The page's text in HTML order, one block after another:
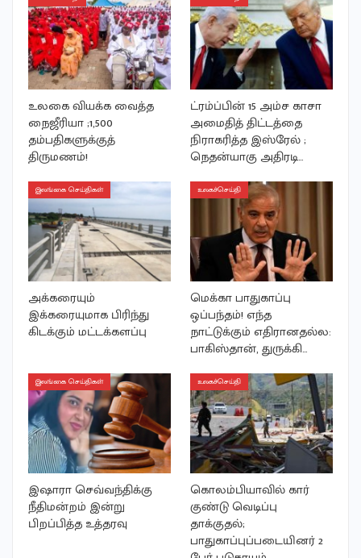
உலகை வியக்க வைத்த
நைஜீரியா ;1,500
தம்பதிகளுக்குத்
திருமணம்!
ட்ரம்ப்பின் 15 அம்ச காசா
அமைதித் திட்டத்தை
நிராகரித்த இஸ்ரேல் ;
நெதன்யாகு அதிரடி…
இலங்கை செய்திகள்
அக்கரையும்
இக்கரையுமாக பிரிந்து
கிடக்கும் மட்டக்களப்பு
உலகச்செய்தி
மெக்கா பாதுகாப்பு
ஒப்பந்தம்! எந்த
நாட்டுக்கும் எதிரானதல்ல:
பாகிஸ்தான், துருக்கி…
இலங்கை செய்திகள்
இஷாரா செவ்வந்திக்கு
நீதிமன்றம் இன்று
பிறப்பித்த உத்தரவு
உலகச்செய்தி
கொலம்பியாவில் கார்
குண்டு வெடிப்பு
தாக்குதல்;
பாதுகாப்புப்படையினர் 2